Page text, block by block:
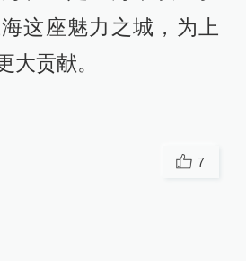
这座魅力之城，为上
大贡献。
7